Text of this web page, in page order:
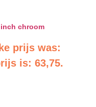
chroom
prijs was:
is: 63,75.